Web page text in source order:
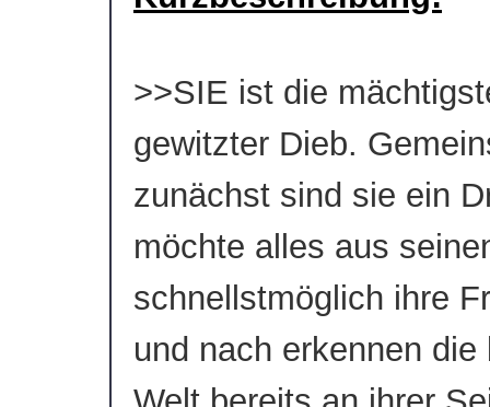
>>SIE ist die
gewitzter Dieb.
zunächst sind sie ein
möchte alles aus
schnellstmöglich ihre
und nach erkennen